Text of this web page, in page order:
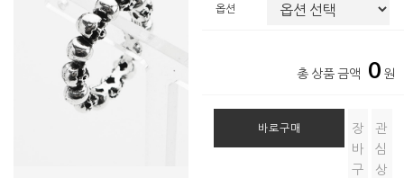
옵션
총 상품 금액 0 원
바로구매
장
바
구
관
심
상